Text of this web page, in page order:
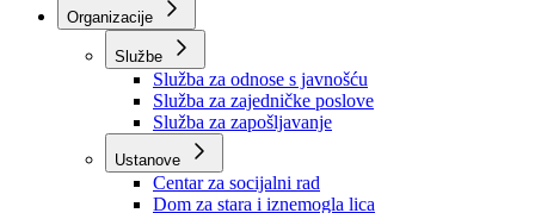
Nadležnosti
Sjednice Vlade
Organizacije
Službe
Služba za odnose s javnošću
Služba za zajedničke poslove
Služba za zapošljavanje